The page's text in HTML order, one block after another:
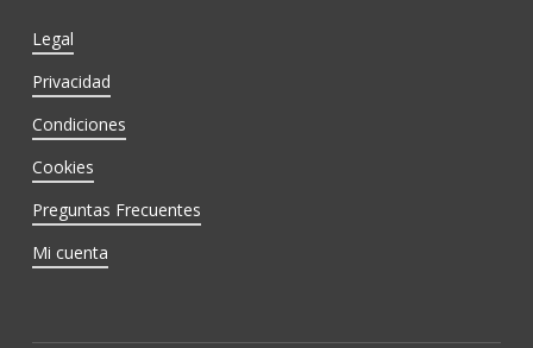
Legal
Privacidad
Condiciones
Cookies
Preguntas Frecuentes
Mi cuenta